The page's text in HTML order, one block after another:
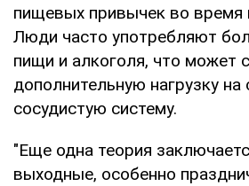
пищевых привычек во время
Люди часто употребляют
пищи и алкоголя, что может
дополнительную нагрузку на
сосудистую систему.
"Еще одна теория
выходные, особенно